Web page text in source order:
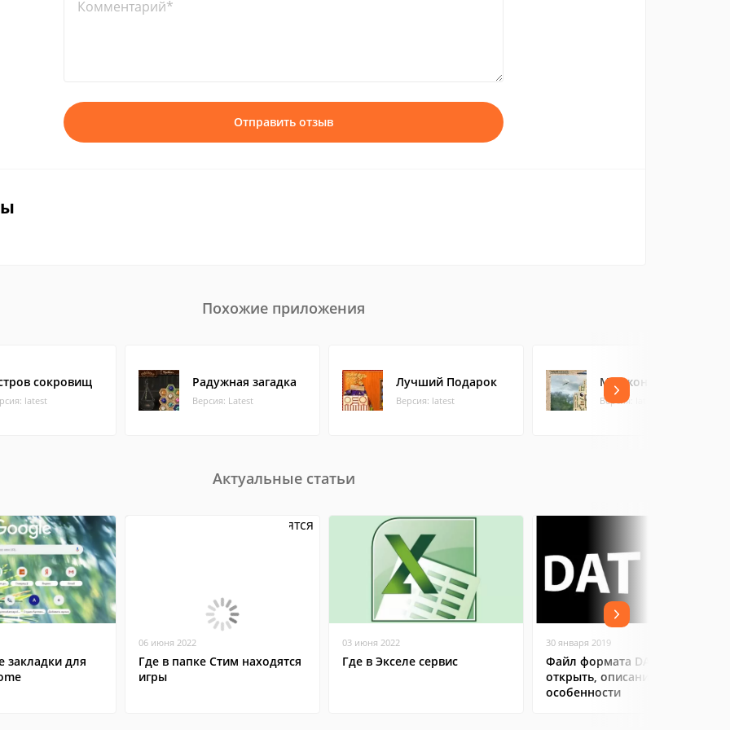
Комментарий*
Отправить отзыв
Похожие приложения
сокровищ
latest
Радужная загадка
Версия: Latest
Лучший Подарок
Версия: latest
Маджонг Артефакт
Версия: latest
Актуальные статьи
закладки для
06 июня 2022
Где в папке Стим находятся
игры
03 июня 2022
Где в Экселе сервис
30 января 2019
Файл формата DAT: чем
открыть, описание,
особенности